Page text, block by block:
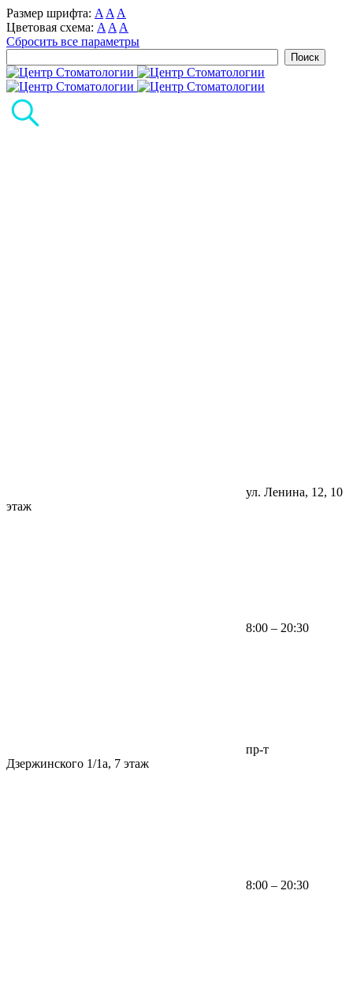
Размер шрифта: A A A
Цветовая схема: A A A
Сбросить все параметры
ул. Ленина, 12, 10
этаж
8:00 – 20:30
пр-т
Дзержинского 1/1а, 7 этаж
8:00 – 20:30